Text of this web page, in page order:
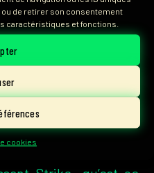
ou de retirer son consentement
caractéristiques et fonctions.
cookies
besoin de ça pour
et permettre à
évoluer dans des
à cast en solo de
entré officiellement